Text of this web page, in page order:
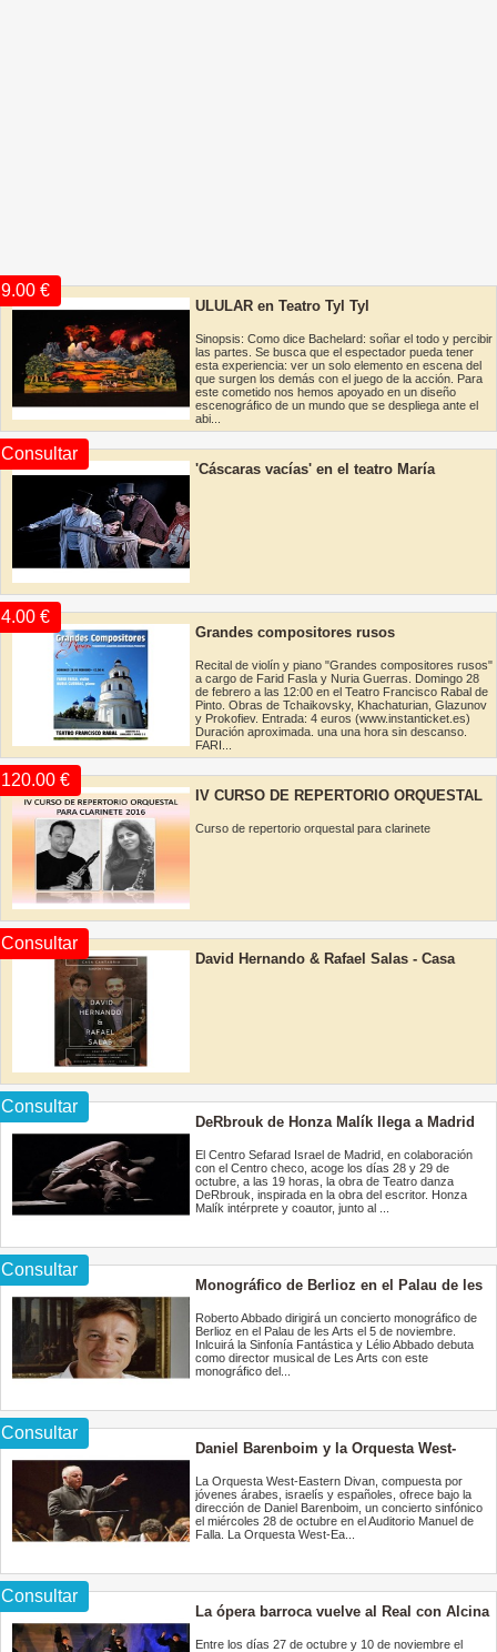
9.00 €
ULULAR en Teatro Tyl Tyl
Sinopsis: Como dice Bachelard: soñar el todo y percibir
las partes. Se busca que el espectador pueda tener
esta experiencia: ver un solo elemento en escena del
que surgen los demás con el juego de la acción. Para
este cometido nos hemos apoyado en un diseño
escenográfico de un mundo que se despliega ante el
abi...
Consultar
'Cáscaras vacías' en el teatro María
4.00 €
Grandes compositores rusos
Recital de violín y piano "Grandes compositores rusos"
a cargo de Farid Fasla y Nuria Guerras. Domingo 28
de febrero a las 12:00 en el Teatro Francisco Rabal de
Pinto. Obras de Tchaikovsky, Khachaturian, Glazunov
y Prokofiev. Entrada: 4 euros (www.instanticket.es)
Duración aproximada. una una hora sin descanso.
FARI...
120.00 €
IV CURSO DE REPERTORIO ORQUESTAL
Curso de repertorio orquestal para clarinete
Consultar
David Hernando & Rafael Salas - Casa
Consultar
DeRbrouk de Honza Malík llega a Madrid
Kafka
El Centro Sefarad Israel de Madrid, en colaboración
con el Centro checo, acoge los días 28 y 29 de
octubre, a las 19 horas, la obra de Teatro danza
DeRbrouk, inspirada en la obra del escritor. Honza
Malík intérprete y coautor, junto al ...
Consultar
Monográfico de Berlioz en el Palau de les
Roberto Abbado dirigirá un concierto monográfico de
Berlioz en el Palau de les Arts el 5 de noviembre.
Inlcuirá la Sinfonía Fantástica y Lélio Abbado debuta
como director musical de Les Arts con este
monográfico del...
Consultar
Daniel Barenboim y la Orquesta West-
Falla
La Orquesta West-Eastern Divan, compuesta por
jóvenes árabes, israelís y españoles, ofrece bajo la
dirección de Daniel Barenboim, un concierto sinfónico
el miércoles 28 de octubre en el Auditorio Manuel de
Falla. La Orquesta West-Ea...
Consultar
La ópera barroca vuelve al Real con Alcina
Entre los días 27 de octubre y 10 de noviembre el